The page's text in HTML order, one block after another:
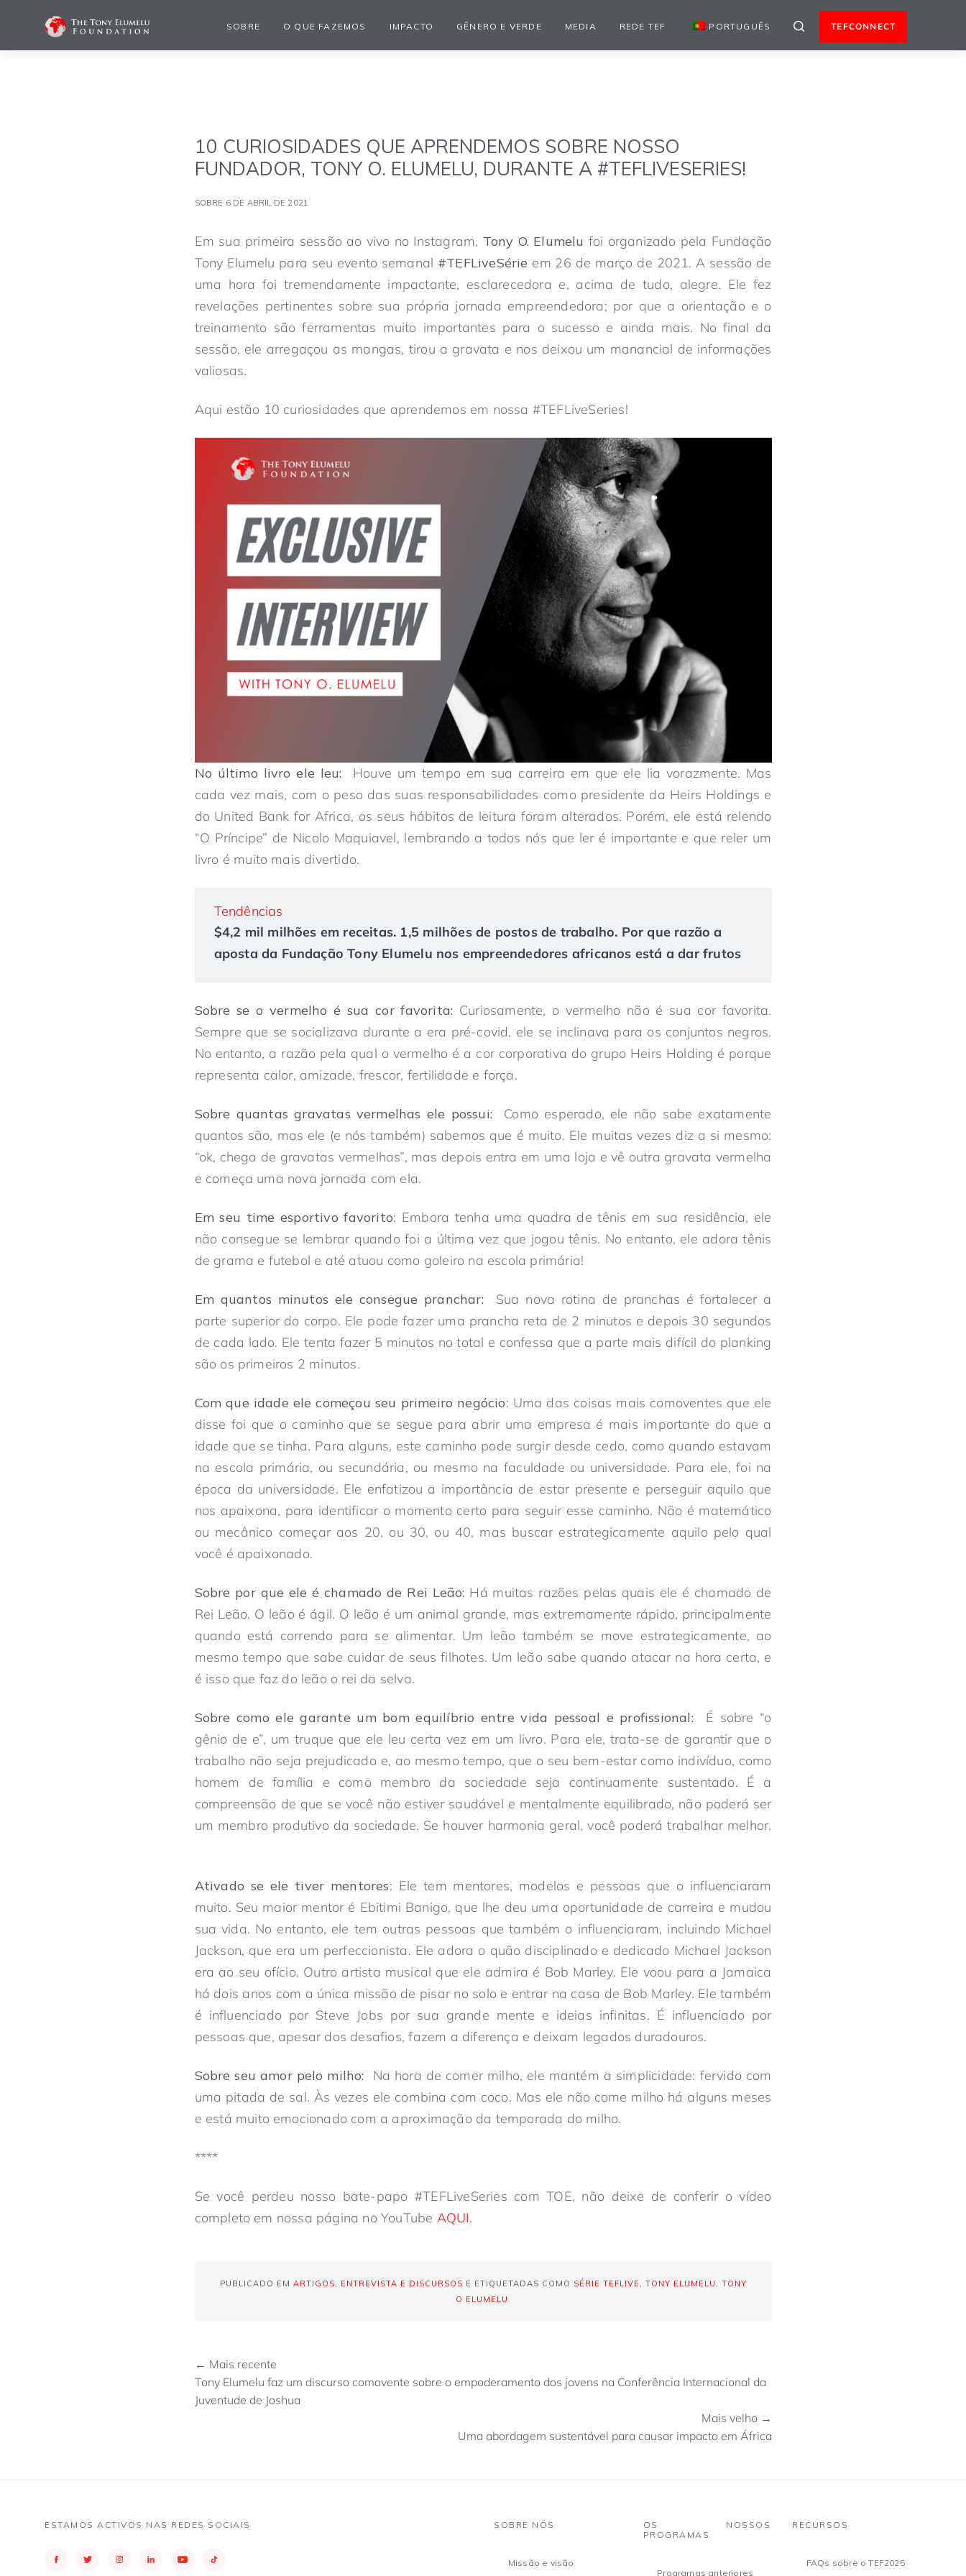
SOBRE O QUE FAZEMOS IMPACTO GÊNERO E VERDE MEDIA REDE TEF PORTUGUÊS TEFCONNECT
10 CURIOSIDADES QUE APRENDEMOS SOBRE NOSSO
FUNDADOR, TONY O. ELUMELU, DURANTE A #TEFLIVESERIES!
SOBRE 6 DE ABRIL DE 2021
Em sua primeira sessão ao vivo no Instagram, Tony O. Elumelu foi organizado pela Fundação
Tony Elumelu para seu evento semanal #TEFLiveSérie em 26 de março de 2021. A sessão de
uma hora foi tremendamente impactante, esclarecedora e, acima de tudo, alegre. Ele fez
revelações pertinentes sobre sua própria jornada empreendedora; por que a orientação e o
treinamento são ferramentas muito importantes para o sucesso e ainda mais. No final da
sessão, ele arregaçou as mangas, tirou a gravata e nos deixou um manancial de informações
valiosas.
Aqui estão 10 curiosidades que aprendemos em nossa #TEFLiveSeries!
No último livro ele leu: Houve um tempo em sua carreira em que ele lia vorazmente. Mas
cada vez mais, com o peso das suas responsabilidades como presidente da Heirs Holdings e
do United Bank for Africa, os seus hábitos de leitura foram alterados. Porém, ele está relendo
“O Príncipe” de Nicolo Maquiavel, lembrando a todos nós que ler é importante e que reler um
livro é muito mais divertido.
Tendências
$4,2 mil milhões em receitas. 1,5 milhões de postos de trabalho. Por que razão a
aposta da Fundação Tony Elumelu nos empreendedores africanos está a dar frutos
Sobre se o vermelho é sua cor favorita: Curiosamente, o vermelho não é sua cor favorita.
Sempre que se socializava durante a era pré-covid, ele se inclinava para os conjuntos negros.
No entanto, a razão pela qual o vermelho é a cor corporativa do grupo Heirs Holding é porque
representa calor, amizade, frescor, fertilidade e força.
Sobre quantas gravatas vermelhas ele possui:Como esperado, ele não sabe exatamente
quantos são, mas ele (e nós também) sabemos que é muito. Ele muitas vezes diz a si mesmo:
“ok, chega de gravatas vermelhas”, mas depois entra em uma loja e vê outra gravata vermelha
e começa uma nova jornada com ela.
Em seu time esportivo favorito: Embora tenha uma quadra de tênis em sua residência, ele
não consegue se lembrar quando foi a última vez que jogou tênis. No entanto, ele adora tênis
de grama e futebol e até atuou como goleiro na escola primária!
Em quantos minutos ele consegue pranchar:Sua nova rotina de pranchas é fortalecer a
parte superior do corpo. Ele pode fazer uma prancha reta de 2 minutos e depois 30 segundos
de cada lado. Ele tenta fazer 5 minutos no total e confessa que a parte mais difícil do planking
são os primeiros 2 minutos.
Com que idade ele começou seu primeiro negócio: Uma das coisas mais comoventes que ele
disse foi que o caminho que se segue para abrir uma empresa é mais importante do que a
idade que se tinha. Para alguns, este caminho pode surgir desde cedo, como quando estavam
na escola primária, ou secundária, ou mesmo na faculdade ou universidade. Para ele, foi na
época da universidade. Ele enfatizou a importância de estar presente e perseguir aquilo que
nos apaixona, para identificar o momento certo para seguir esse caminho. Não é matemático
ou mecânico começar aos 20, ou 30, ou 40, mas buscar estrategicamente aquilo pelo qual
você é apaixonado.
Sobre por que ele é chamado de Rei Leão: Há muitas razões pelas quais ele é chamado de
Rei Leão. O leão é ágil. O leão é um animal grande, mas extremamente rápido, principalmente
quando está correndo para se alimentar. Um leão também se move estrategicamente, ao
mesmo tempo que sabe cuidar de seus filhotes. Um leão sabe quando atacar na hora certa, e
é isso que faz do leão o rei da selva.
Sobre como ele garante um bom equilíbrio entre vida pessoal e profissional:É sobre “o
gênio de e”, um truque que ele leu certa vez em um livro. Para ele, trata-se de garantir que o
trabalho não seja prejudicado e, ao mesmo tempo, que o seu bem-estar como indivíduo, como
homem de família e como membro da sociedade seja continuamente sustentado. É a
compreensão de que se você não estiver saudável e mentalmente equilibrado, não poderá ser
um membro produtivo da sociedade. Se houver harmonia geral, você poderá trabalhar melhor.
Ativado se ele tiver mentores: Ele tem mentores, modelos e pessoas que o influenciaram
muito. Seu maior mentor é Ebitimi Banigo, que lhe deu uma oportunidade de carreira e mudou
sua vida. No entanto, ele tem outras pessoas que também o influenciaram, incluindo Michael
Jackson, que era um perfeccionista. Ele adora o quão disciplinado e dedicado Michael Jackson
era ao seu ofício. Outro artista musical que ele admira é Bob Marley. Ele voou para a Jamaica
há dois anos com a única missão de pisar no solo e entrar na casa de Bob Marley. Ele também
é influenciado por Steve Jobs por sua grande mente e ideias infinitas. É influenciado por
pessoas que, apesar dos desafios, fazem a diferença e deixam legados duradouros.
Sobre seu amor pelo milho: Na hora de comer milho, ele mantém a simplicidade: fervido com
uma pitada de sal. Às vezes ele combina com coco. Mas ele não come milho há alguns meses
e está muito emocionado com a aproximação da temporada do milho.
****
Se você perdeu nosso bate-papo #TEFLiveSeries com TOE, não deixe de conferir o vídeo
completo em nossa página no YouTube AQUI.
PUBLICADO EM ARTIGOS ENTREVISTA E DISCURSOS E ETIQUETADAS COMO SÉRIE TEFLIVE TONY ELUMELU
TONY
O ELUMELU
← Mais recente
Tony Elumelu faz um discurso comovente sobre o empoderamento dos jovens na Conferência Internacional da
Juventude de Joshua
Mais velho →
Uma abordagem sustentável para causar impacto em África
ESTAMOS ACTIVOS NAS REDES SOCIAIS SOBRE NÓS
Missão e visão
OS NOSSOS
PROGRAMAS
Programas anteriores
RECURSOS
FAQs sobre o TEF2025